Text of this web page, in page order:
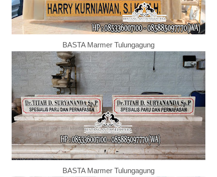
BASTA Marmer Tulungagung
BASTA Marmer Tulungagung